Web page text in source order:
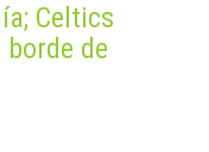
Celtics
de